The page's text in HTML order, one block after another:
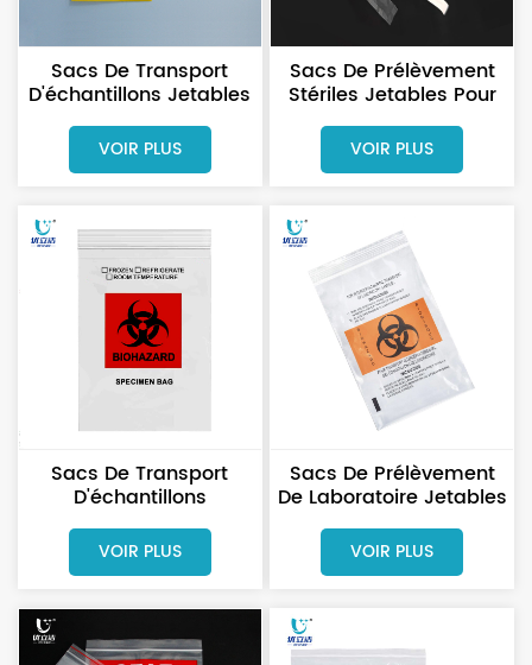
Sacs De Transport
D'échantillons Jetables
Pour Les Hôpitaux
VOIR PLUS
Sacs De Prélèvement
Stériles Jetables Pour
Usage En Laboratoire
VOIR PLUS
Sacs De Transport
D'échantillons
Résistants Pour Usage
En Laboratoire
VOIR PLUS
Sacs De Prélèvement
De Laboratoire Jetables
Étanches Avec
Fermeture À Glissière
VOIR PLUS